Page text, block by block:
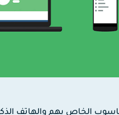
الخاص بهم والهاتف